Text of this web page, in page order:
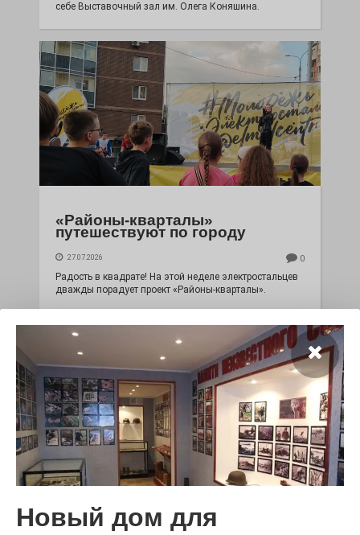
себе Выставочный зал им. Олега Коняшина.
«Районы-кварталы»
путешествуют по городу
27.07.2026 0
Радость в квадрате! На этой неделе электростальцев
дважды порадует проект «Районы-кварталы».
100 футов под килем!
26.07.2026
Новый дом для